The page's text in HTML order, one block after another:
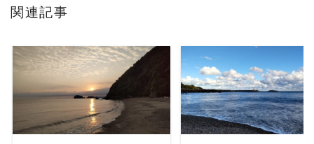
関連記事
READ MORE READ MORE